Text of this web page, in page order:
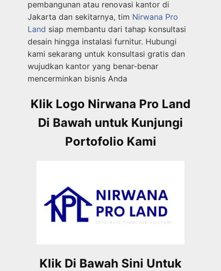
pembangunan atau renovasi kantor di
Jakarta dan sekitarnya, tim Nirwana Pro
Land siap membantu dari tahap konsultasi
desain hingga instalasi furnitur. Hubungi
kami sekarang untuk konsultasi gratis dan
wujudkan kantor yang benar-benar
mencerminkan bisnis Anda
Klik Logo Nirwana Pro Land
Di Bawah untuk Kunjungi
Portofolio Kami
Klik Di Bawah Sini Untuk